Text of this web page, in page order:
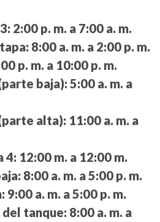
2:00 p. m. a 7:00 a. m.
8:00 a. m. a 2:00 p. m.
p. m. a 10:00 p. m.
baja): 5:00 a. m. a
alta): 11:00 a. m. a
4: 12:00 m. a 12:00 m.
8:00 a. m. a 5:00 p. m.
9:00 a. m. a 5:00 p. m.
tanque: 8:00 a. m. a